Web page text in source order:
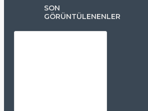
SON
GÖRÜNTÜLENENLER